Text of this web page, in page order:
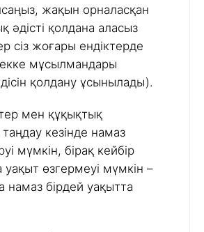
жақын орналасқан
әдісті қолдана аласыз
сіз жоғары ендіктерде
мұсылмандары
қолдану ұсынылады).
мен құқықтық
кезінде намаз
мүмкін, бірақ кейбір
уақыт өзгермеуі мүмкін –
намаз бірдей уақытта